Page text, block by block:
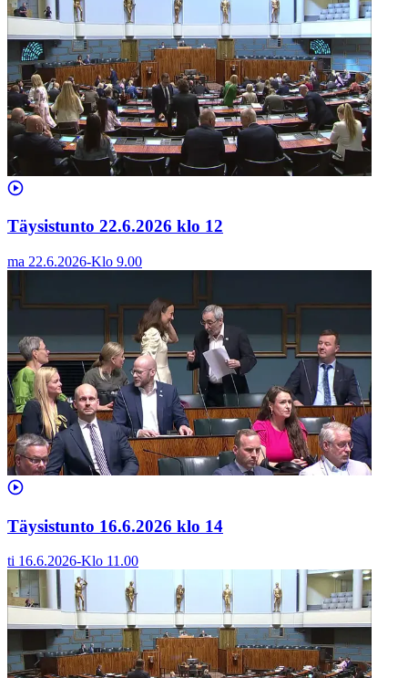
Täysistunto 22.6.2026 klo 12
ma 22.6.2026-Klo 9.00
Täysistunto 16.6.2026 klo 14
ti 16.6.2026-Klo 11.00